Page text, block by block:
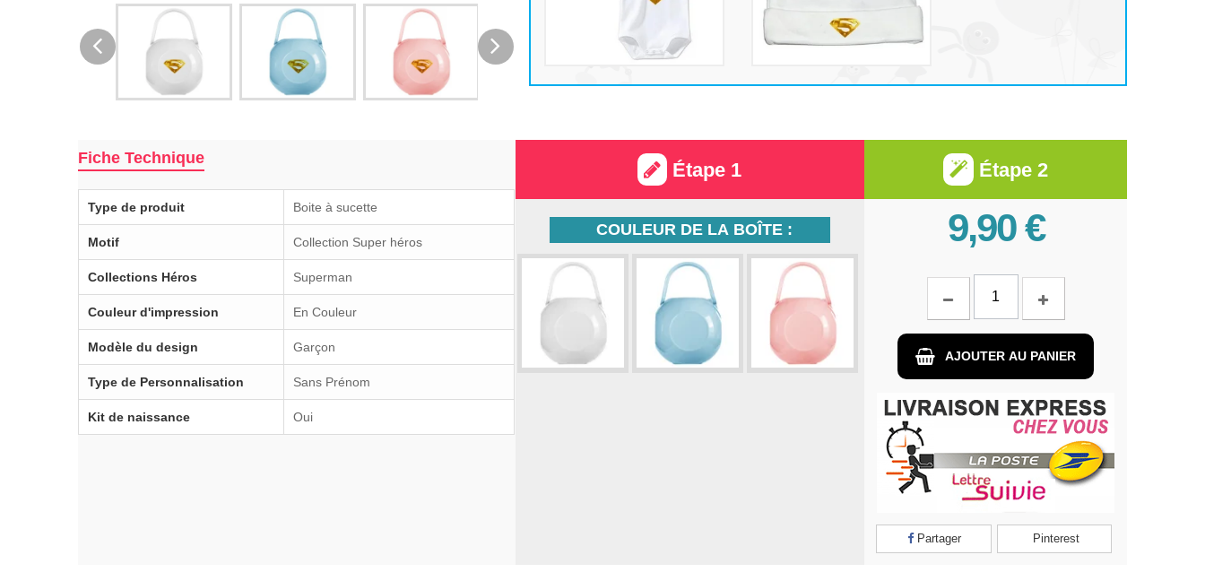
Fiche Technique
Type de produit Boite à sucette
Motif Collection Super héros
Collections Héros Superman
Couleur d'impression En Couleur
Modèle du design Garçon
Type de Personnalisation Sans Prénom
Kit de naissance Oui
Étape 1
COULEUR DE LA BOÎTE :
Étape 2
9,90 €
AJOUTER AU PANIER
Partager Pinterest